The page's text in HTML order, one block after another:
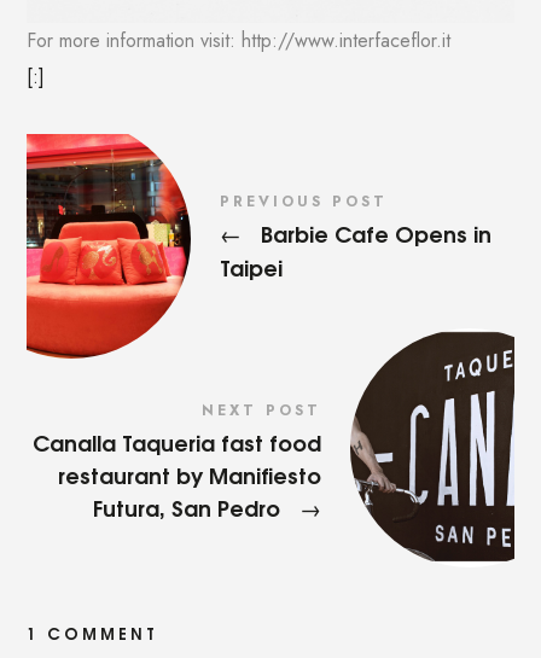
For more information visit: http://www.interfaceflor.it
[:]
PREVIOUS POST
←
Barbie Cafe Opens in
Taipei
NEXT POST
Canalla Taqueria fast food
restaurant by Manifiesto
Futura, San Pedro
→
1 COMMENT